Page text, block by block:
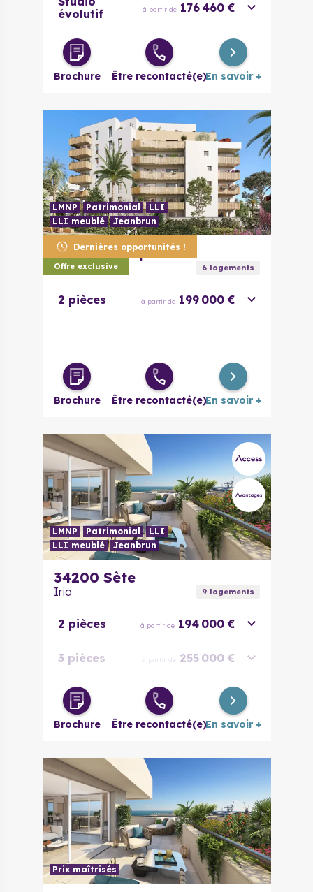
évolutif
à partir de 176 460 €
Brochure Être recontacté(e)En savoir +
Dernières opportunités !
Offre exclusive
LMNP Patrimonial
LLI
LLI meublé
Jeanbrun
34070 Montpellier
Toshi 6logements
2 pièces à partir de 199 000 €
Brochure Être recontacté(e)En savoir +
LMNP Patrimonial
LLI
LLI meublé
Jeanbrun
34200 Sète
Iria 9logements
2 pièces à partir de 194 000 €
3 pièces à partir de 255 000 €
4 pièces à partir de 495 000 €
Brochure Être recontacté(e)En savoir +
Prix maîtrisés